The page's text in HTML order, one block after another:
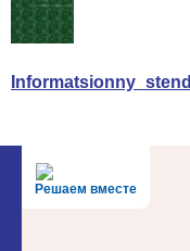
Informatsionny_stend
Решаем вместе